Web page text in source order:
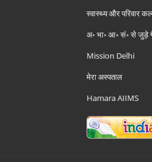
स्वास्थ्य और परिवार
अ॰ भा॰ आ॰ सं॰ से जुड़े
Mission Delhi
मेरा अस्पताल
Hamara AIIMS